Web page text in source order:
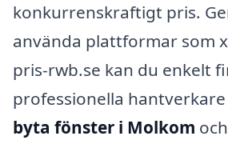
konkurrenskraftigt pris.
använda plattformar som
pris-rwb.se kan du enkelt
professionella
byta fönster i Molkom